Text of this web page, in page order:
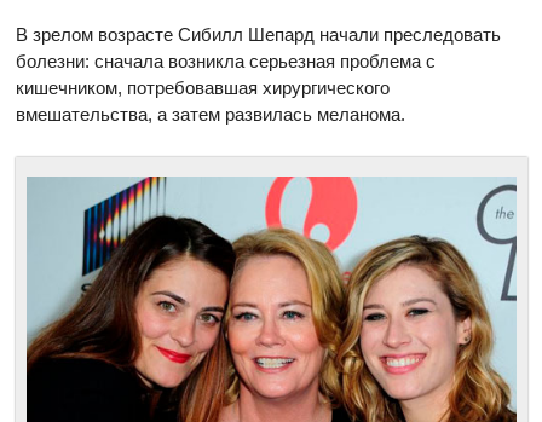
В зрелом возрасте Сибилл Шепард начали преследовать
болезни: сначала возникла серьезная проблема с
кишечником, потребовавшая хирургического
вмешательства, а затем развилась меланома.